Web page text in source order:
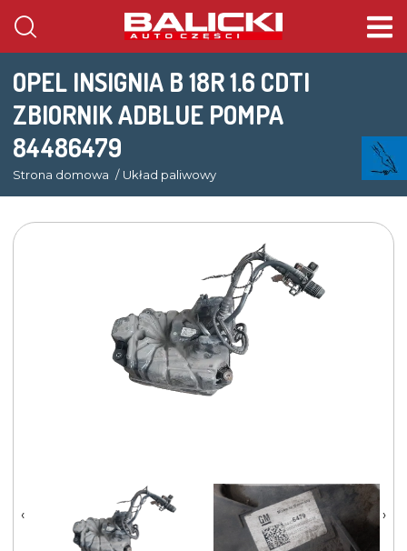
OPEL INSIGNIA B 18R 1.6 CDTI
ZBIORNIK ADBLUE POMPA
84486479
Strona domowa Układ paliwowy
‹ ›